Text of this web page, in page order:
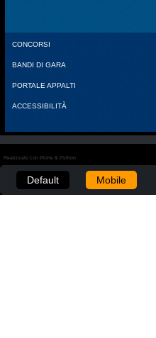
CONCORSI
BANDI DI GARA
PORTALE APPALTI
ACCESSIBILITÀ
Realizzato con Plone & Python
Default Mobile